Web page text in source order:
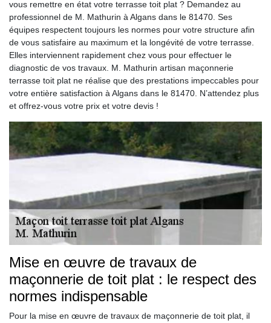
vous remettre en état votre terrasse toit plat ? Demandez au
professionnel de M. Mathurin à Algans dans le 81470. Ses
équipes respectent toujours les normes pour votre structure afin
de vous satisfaire au maximum et la longévité de votre terrasse.
Elles interviennent rapidement chez vous pour effectuer le
diagnostic de vos travaux. M. Mathurin artisan maçonnerie
terrasse toit plat ne réalise que des prestations impeccables pour
votre entière satisfaction à Algans dans le 81470. N’attendez plus
et offrez-vous votre prix et votre devis !
Mise en œuvre de travaux de
maçonnerie de toit plat : le respect des
normes indispensable
Pour la mise en œuvre de travaux de maçonnerie de toit plat, il